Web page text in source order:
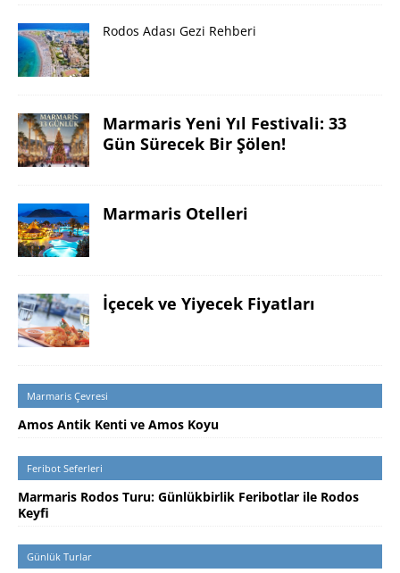
Rodos Adası Gezi Rehberi
Marmaris Yeni Yıl Festivali: 33
Gün Sürecek Bir Şölen!
Marmaris Otelleri
İçecek ve Yiyecek Fiyatları
Marmaris Çevresi
Amos Antik Kenti ve Amos Koyu
Feribot Seferleri
Marmaris Rodos Turu: Günlükbirlik Feribotlar ile Rodos
Keyfi
Günlük Turlar